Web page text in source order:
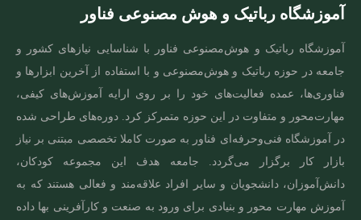
آموزشگاه رباتیک و هوش مصنوعی فناور
آموزشگاه رباتیک و هوش‌مصنوعی فناور با شناسایی نیازهای کشور و
جامعه در حوزه رباتیک و هوش‌مصنوعی و با استفاده از آخرین ابزارها و
فناوری‌ها، عمده فعالیت‌های خود را بر روی ارایه آموزش‌های کیفی،
مهارت‌محور و متفاوت در این حوزه متمرکز کرد. دوره‌های طراحی شده
در آموزشگاه فنی‌و‌حرفه‌ای فناور به صورت کاملا تخصصی مبتنی بر نیاز
بازار کار برگزار می‌گردد. جامعه هدف این مجموعه کودکان،
دانش‌آموزان، دانشجویان و سایر افراد علاقه‌مند و فعالی هستند که به
آموزش مهارت‌ محور و بنیادی برای ورود به صنعت و کارآفرینی بها داده